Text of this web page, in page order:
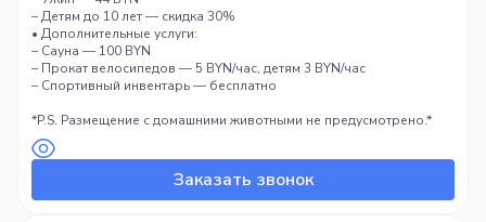
– Детям до 10 лет — скидка 30%
• Дополнительные услуги:
– Сауна — 100 BYN
– Прокат велосипедов — 5 BYN/час, детям 3 BYN/час
– Спортивный инвентарь — бесплатно
*P.S. Размещение с домашними животными не предусмотрено.*
Заказать звонок